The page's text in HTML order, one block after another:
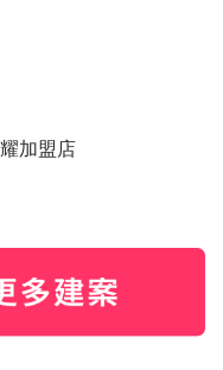
加盟店